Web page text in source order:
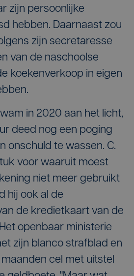
zijn persoonlijke
hebben. Daarnaast zou
zijn secretaresse
van de naschoolse
koekenverkoop in eigen
in 2020 aan het licht,
deed nog een poging
onschuld te wassen. C.
voor waaruit moest
niet meer gebruikt
hij ook al de
de kredietkaart van de
openbaar ministerie
zijn blanco strafblad en
cel met uitstel